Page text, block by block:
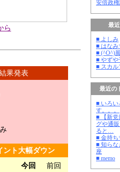
安倍政
最
■ よしみ
■ はなみ
■ (^O^)
■ やずや
■ スカル
最近の
■ いろい
す。。。
■ 【新党
グや通
ると…
■ 金持ち
■ 知らな
座
■ memo
ら
果発表
ト大幅ダウン
今回
前回